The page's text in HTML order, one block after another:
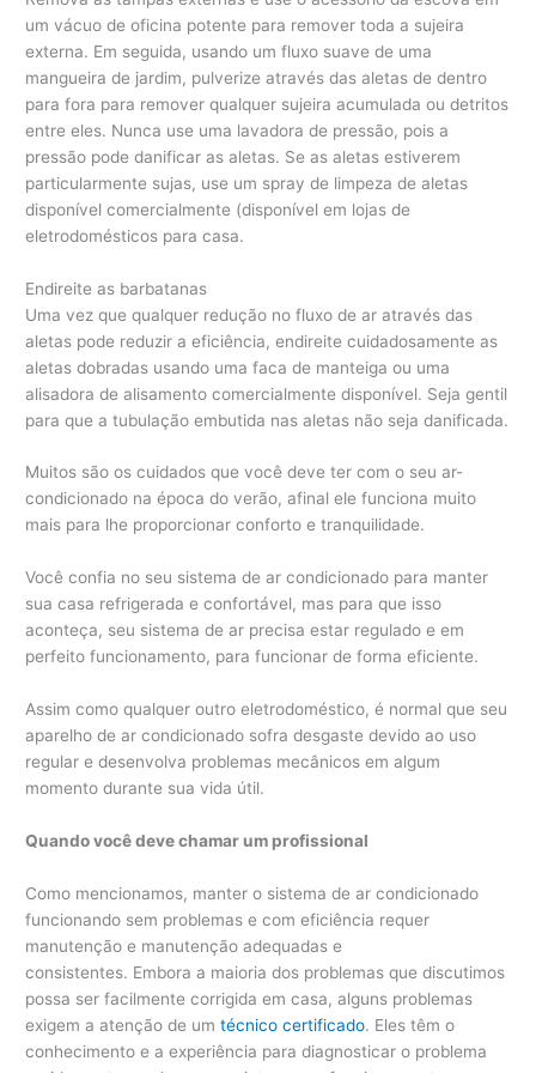
um vácuo de oficina potente para remover toda a sujeira
externa. Em seguida, usando um fluxo suave de uma
mangueira de jardim, pulverize através das aletas de dentro
para fora para remover qualquer sujeira acumulada ou detritos
entre eles. Nunca use uma lavadora de pressão, pois a
pressão pode danificar as aletas. Se as aletas estiverem
particularmente sujas, use um spray de limpeza de aletas
disponível comercialmente (disponível em lojas de
eletrodomésticos para casa.
Endireite as barbatanas
Uma vez que qualquer redução no fluxo de ar através das
aletas pode reduzir a eficiência, endireite cuidadosamente as
aletas dobradas usando uma faca de manteiga ou uma
alisadora de alisamento comercialmente disponível. Seja gentil
para que a tubulação embutida nas aletas não seja danificada.
Muitos são os cuidados que você deve ter com o seu ar-
condicionado na época do verão, afinal ele funciona muito
mais para lhe proporcionar conforto e tranquilidade.
Você confia no seu sistema de ar condicionado para manter
sua casa refrigerada e confortável, mas para que isso
aconteça, seu sistema de ar precisa estar regulado e em
perfeito funcionamento, para funcionar de forma eficiente.
Assim como qualquer outro eletrodoméstico, é normal que seu
aparelho de ar condicionado sofra desgaste devido ao uso
regular e desenvolva problemas mecânicos em algum
momento durante sua vida útil.
Quando você deve chamar um profissional
Como mencionamos, manter o sistema de ar condicionado
funcionando sem problemas e com eficiência requer
manutenção e manutenção adequadas e
consistentes. Embora a maioria dos problemas que discutimos
possa ser facilmente corrigida em casa, alguns problemas
exigem a atenção de umtécnico certificado. Eles têm o
conhecimento e a experiência para diagnosticar o problema